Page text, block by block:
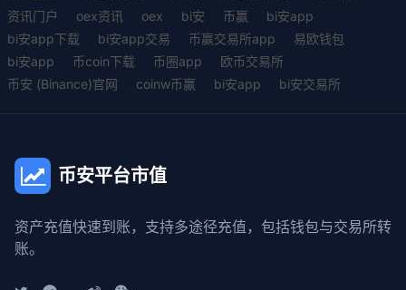
资讯门户
oex资讯 oex bi安 币赢
bi安app
bi安app下载
bi安app交易 币赢交易所app
易欧钱包
bi安app
币coin下载 币圈app
欧币交易所
币安 (Binance)官网
coinw币赢 bi安app bi安交易所
币安平台市值
资产充值快速到账，支持多途径充值，包括钱包与交易所转
账。